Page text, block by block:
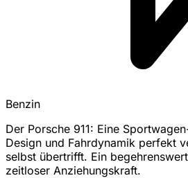
Benzin
Der Porsche 911: Eine
Design und Fahrdynamik perfekt
selbst übertrifft. Ein
zeitloser Anziehungskraft.